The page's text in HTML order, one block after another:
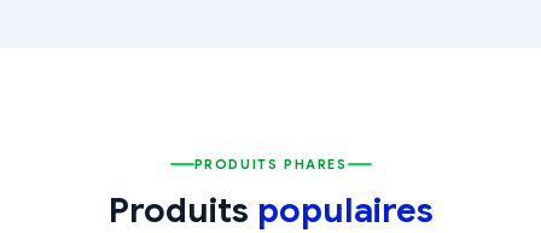
PRODUITS PHARES
Produits populaires